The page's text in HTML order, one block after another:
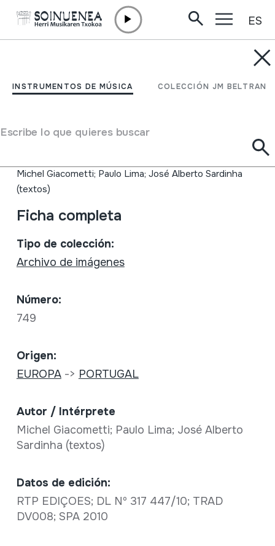
INSTRUMENTOS DE MÚSICA COLECCIÓN JM BELTRAN
Escribe lo que quieres buscar
ES
MICHEL GIACOMETTI;
COMPLETA
Michel Giacometti; Paulo Lima; José Alberto Sardinha
(textos)
Ficha completa
Tipo de colección:
Archivo de imágenes
Número:
749
Origen:
EUROPA-> PORTUGAL
Autor / Intérprete
Michel Giacometti; Paulo Lima; José Alberto
Sardinha (textos)
Datos de edición:
RTP EDIÇOES; DL Nº 317 447/10; TRAD
DV008; SPA 2010